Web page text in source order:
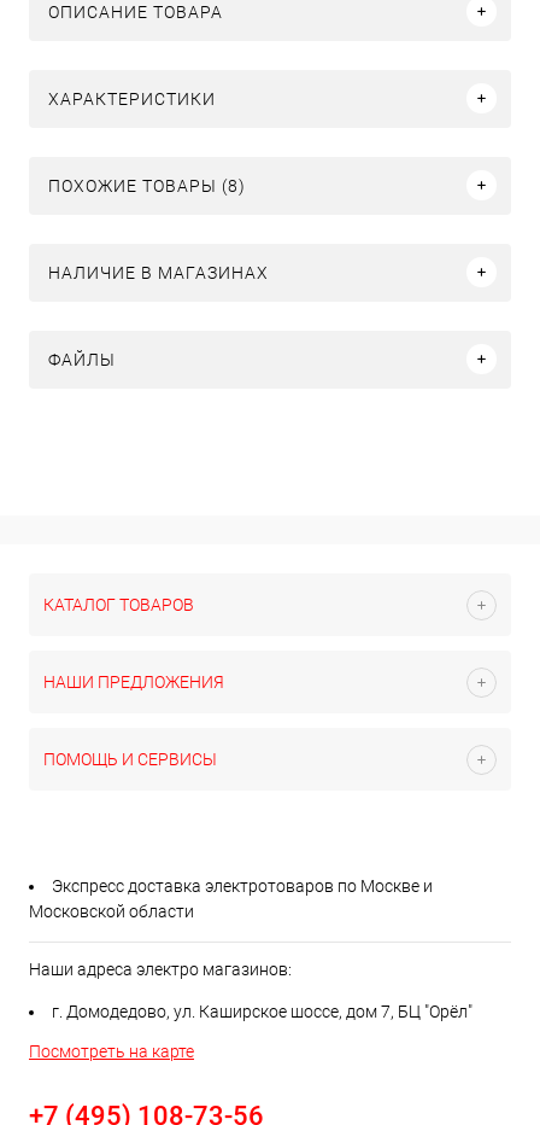
ОПИСАНИЕ ТОВАРА
ХАРАКТЕРИСТИКИ
ПОХОЖИЕ ТОВАРЫ (8)
НАЛИЧИЕ В МАГАЗИНАХ
ФАЙЛЫ
КАТАЛОГ ТОВАРОВ
НАШИ ПРЕДЛОЖЕНИЯ
ПОМОЩЬ И СЕРВИСЫ
Экспресс доставка электротоваров по Москве и
Московской области
Наши адреса электро магазинов:
г. Домодедово, ул. Каширское шоссе, дом 7, БЦ "Орёл"
Посмотреть на карте
+7 (495) 108-73-56